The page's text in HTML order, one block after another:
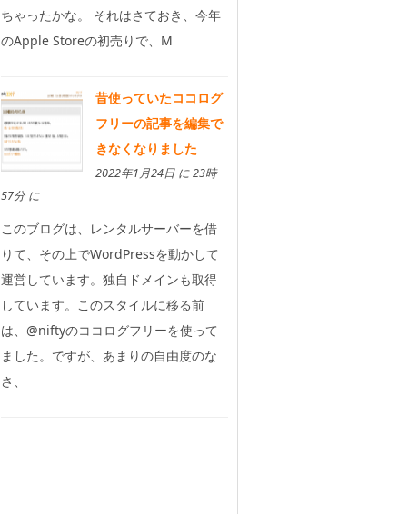
ちゃったかな。 それはさておき、今年
のApple Storeの初売りで、M
昔使っていたココログ
フリーの記事を編集で
きなくなりました
2022年1月24日 に 23時
57分 に
このブログは、レンタルサーバーを借
りて、その上でWordPressを動かして
運営しています。独自ドメインも取得
しています。このスタイルに移る前
は、@niftyのココログフリーを使って
ました。ですが、あまりの自由度のな
さ、